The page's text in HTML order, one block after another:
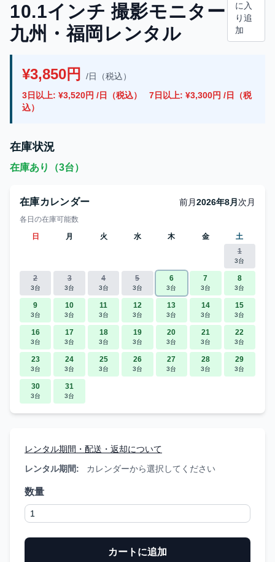
10.1インチ 撮影モニター
九州・福岡レンタル
に入
り追
加
¥3,850円
/日（税込）
3日以上: ¥3,520円 /日（税込）
7日以上: ¥3,300円 /日（税
込）
在庫状況
在庫あり（3台）
在庫カレンダー 前月2026年8月 次月
各日の在庫可能数
日
月 火 水 木 金
土
1
3台
2
3台
3
3台
4
3台
5
3台
6
3台
7
3台
8
3台
9
3台
10
3台
11
3台
12
3台
13
3台
14
3台
15
3台
16
3台
17
3台
18
3台
19
3台
20
3台
21
3台
22
3台
23
3台
24
3台
25
3台
26
3台
27
3台
28
3台
29
3台
30
3台
31
3台
レンタル期間・配送・返却について
レンタル期間:
カレンダーから選択してください
数量
カートに追加